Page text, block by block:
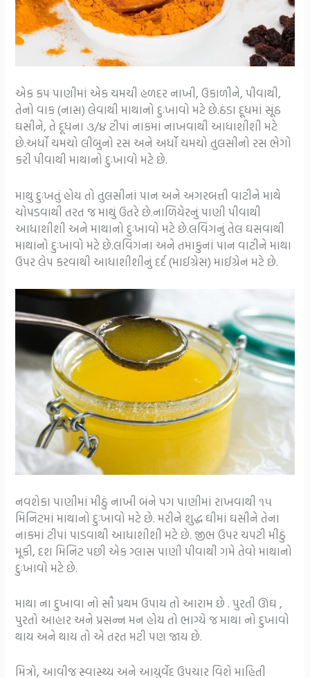
એક કપ પાણીમાં એક ચમચી હળદર નાખી, ઉકાળીને, પીવાથી,
તેનો વાક (નાસ) લેવાથી માથાનો દુઃખાવો મટે છે.ઠંડા દૂધમાં સૂંઠ
ઘસીને, તે દૂધના ૩/૪ ટીપાં નાકમાં નાખવાથી આધાશીશી મટે
છે.અર્ધો ચમચો લીંબુનો રસ અને અર્ધો ચમચો તુલસીનો રસ ભેગો
કરી પીવાથી માથાનો દુઃખાવો મટે છે.
માથુ દુઃખતું હોય તો તુલસીનાં પાન અને અગરબત્તી વાટીને માથે
ચોપડવાથી તરત જ માથું ઉતરે છે.નાળિયેરનું પાણી પીવાથી
આધાશીશી અને માથાનો દુઃખાવો મટે છે.લવિંગનું તેલ ઘસવાથી
માથાનો દુઃખાવો મટે છે.લવિંગના અને તમાકુનાં પાન વાટીને માથા
ઉપર લેપ કરવાથી આધાશીશીનું દર્દ (માઈગ્રેસ) માઈગ્રેન મટે છે.
નવશેકા પાણીમાં મીઠું નાખી બંને પગ પાણીમાં રાખવાથી ૧૫
મિનિટમાં માથાનો દુઃખાવો મટે છે. મરીને શુદ્ધ ઘીમાં ઘસીને તેના
નાકમાં ટીપાં પાડવાથી આધાશીશી મટે છે. જીભ ઉપર ચપટી મીઠું
મૂકી, દશ મિનિટ પછી એક ગ્લાસ પાણી પીવાથી ગમે તેવો માથાનો
દુઃખાવો મટે છે.
માથા ના દુખાવા નો સૌ પ્રથમ ઉપાય તો આરામ છે . પુરતી ઊંઘ ,
પુરતો આહાર અને પ્રસન્ન મન હોય તો ભાગ્યે જ માથા નો દુખાવો
થાય અને થાય તો એ તરત મટી પણ જાય છે.
મિત્રો, આવીજ સ્વાસ્થ્ય અને આયુર્વેદ ઉપચાર વિશે માહિતી